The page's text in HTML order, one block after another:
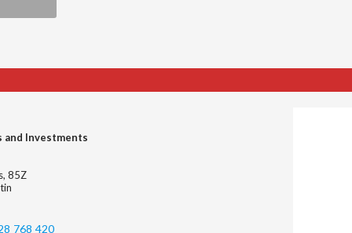
and Investments
85Z
768 420